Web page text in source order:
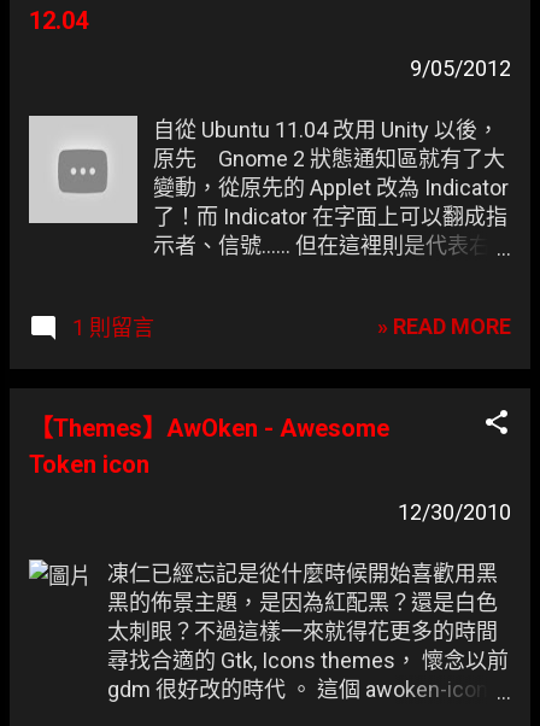
12.04
9/05/2012
自從 Ubuntu 11.04 改用 Unity 以後，
原先 Gnome 2 狀態通知區就有了大
變動，從原先的 Applet 改為 Indicator
了！而 Indicator 在字面上可以翻成指
示者、信號...... 但在這裡則是代表右
對需要常開虛擬機器 (Virtual
(Operating system) 的凍仁而言是個
好物，相信重度使用者都會喜愛它！
1 則留言 » READ MORE
【Themes】AwOken - Awesome
Token icon
12/30/2010
凍仁已經忘記是從什麼時候開始喜歡用黑
黑的佈景主題，是因為紅配黑？還是白色
太刺眼？不過這樣一來就得花更多的時間
尋找合適的 Gtk, Icons themes， 懷念以前
gdm 很好改的時代 。 這個 awoken-icon-